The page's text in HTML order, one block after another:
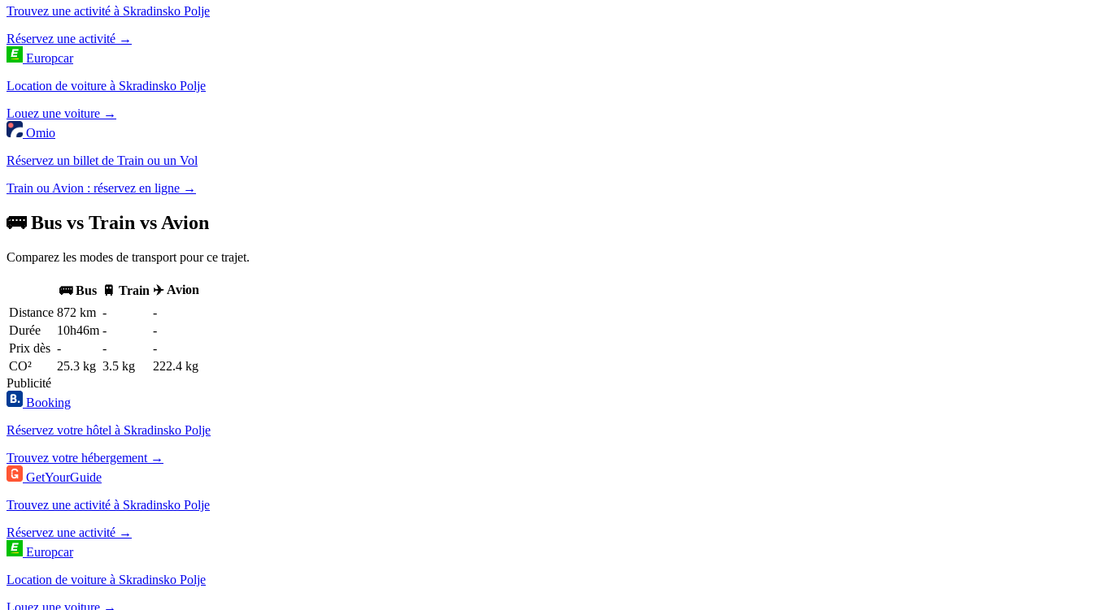
Trouvez une activité à Skradinsko Polje
Réservez une activité →
Europcar
Location de voiture à Skradinsko Polje
Louez une voiture →
Omio
Réservez un billet de Train ou un Vol
Train ou Avion : réservez en ligne →
🚌 Bus vs Train vs Avion
Comparez les modes de transport pour ce trajet.
🚌 Bus 🚆 Train ✈️ Avion
Distance 872 km -
-
Durée
10h46m -
-
Prix dès - -
-
CO²
25.3 kg 3.5 kg
222.4 kg
Publicité
Booking
Réservez votre hôtel à Skradinsko Polje
Trouvez votre hébergement →
GetYourGuide
Trouvez une activité à Skradinsko Polje
Réservez une activité →
Europcar
Location de voiture à Skradinsko Polje
Louez une voiture →